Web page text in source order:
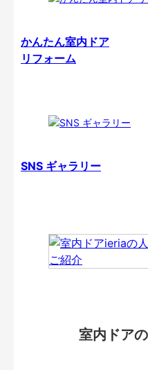
かんたん室内ドア
リフォーム
SNS ギャラリー
室内ドア